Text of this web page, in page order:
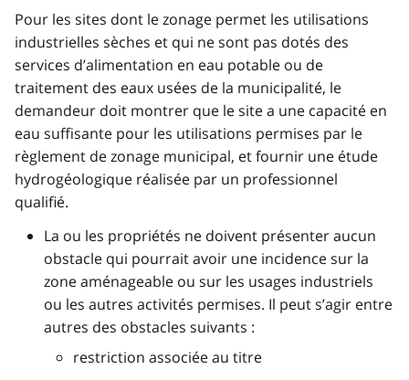
Pour les sites dont le zonage permet les utilisations
industrielles sèches et qui ne sont pas dotés des
services d’alimentation en eau potable ou de
traitement des eaux usées de la municipalité, le
demandeur doit montrer que le site a une capacité en
eau suffisante pour les utilisations permises par le
règlement de zonage municipal, et fournir une étude
hydrogéologique réalisée par un professionnel
qualifié.
La ou les propriétés ne doivent présenter aucun
obstacle qui pourrait avoir une incidence sur la
zone aménageable ou sur les usages industriels
ou les autres activités permises. Il peut s’agir entre
autres des obstacles suivants :
restriction associée au titre